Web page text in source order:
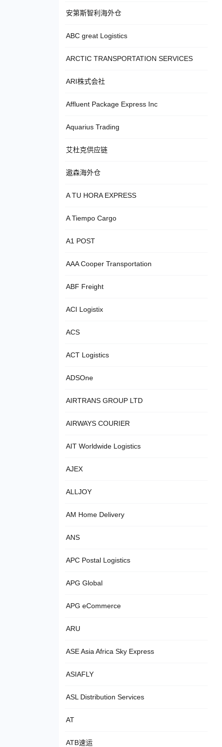
安第斯智利海外仓
ABC great Logistics
ARCTIC TRANSPORTATION SERVICES
ARI株式会社
Affluent Package Express Inc
Aquarius Trading
艾杜克供应链
遨森海外仓
A TU HORA EXPRESS
A Tiempo Cargo
A1 POST
AAA Cooper Transportation
ABF Freight
ACI Logistix
ACS
ACT Logistics
ADSOne
AIRTRANS GROUP LTD
AIRWAYS COURIER
AIT Worldwide Logistics
AJEX
ALLJOY
AM Home Delivery
ANS
APC Postal Logistics
APG Global
APG eCommerce
ARU
ASE Asia Africa Sky Express
ASIAFLY
ASL Distribution Services
AT
ATB速运